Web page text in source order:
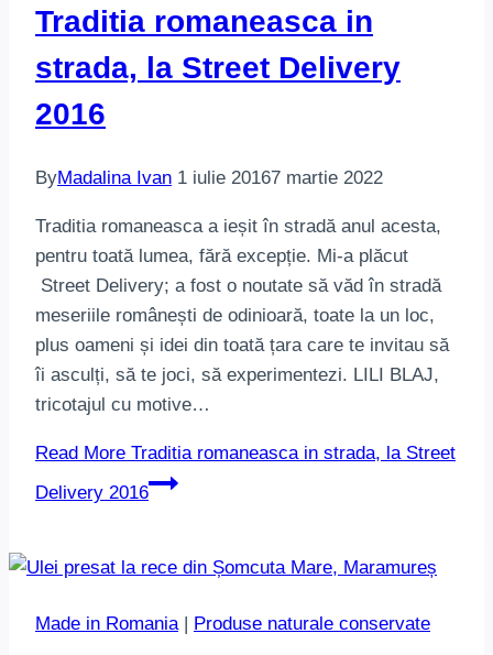
Traditia romaneasca in
strada, la Street Delivery
2016
ByMadalina Ivan 1 iulie 20167 martie 2022
Traditia romaneasca a ieșit în stradă anul acesta,
pentru toată lumea, fără excepție. Mi-a plăcut
Street Delivery; a fost o noutate să văd în stradă
meseriile românești de odinioară, toate la un loc,
plus oameni și idei din toată țara care te invitau să
îi asculți, să te joci, să experimentezi. LILI BLAJ,
tricotajul cu motive…
Read More Traditia romaneasca in strada, la Street
Delivery 2016
Made in Romania| Produse naturale conservate